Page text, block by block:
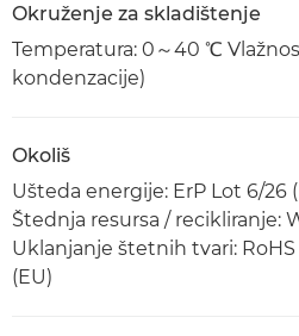
Okruženje za skladištenje
Temperatura: 0～40 ℃
kondenzacije)
Okoliš
Ušteda energije: ErP Lot 6/26
Štednja resursa / recikliranje:
Uklanjanje štetnih tvari:
(EU)